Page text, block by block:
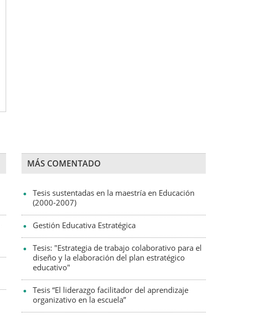
MÁS COMENTADO
Tesis sustentadas en la maestría en Educación
(2000-2007)
Gestión Educativa Estratégica
Tesis: "Estrategia de trabajo colaborativo para el
diseño y la elaboración del plan estratégico
educativo"
Tesis “El liderazgo facilitador del aprendizaje
organizativo en la escuela”